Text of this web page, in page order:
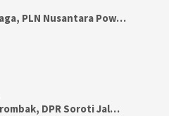
PLN Nusantara Pow…
DPR Soroti Jal…